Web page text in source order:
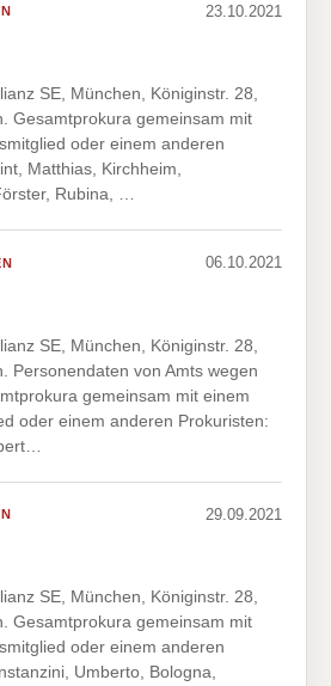
23.10.2021
SE, München, Königinstr. 28,
Gesamtprokura gemeinsam mit
oder einem anderen
Matthias, Kirchheim,
Rubina, …
06.10.2021
SE, München, Königinstr. 28,
Personendaten von Amts wegen
gemeinsam mit einem
oder einem anderen Prokuristen:
29.09.2021
SE, München, Königinstr. 28,
Gesamtprokura gemeinsam mit
oder einem anderen
Umberto, Bologna,